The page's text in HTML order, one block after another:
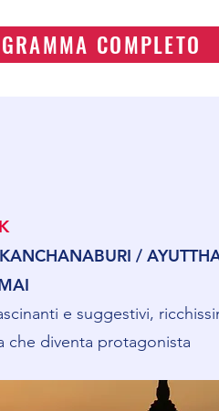
COMPLETO
/
e suggestivi,
che diventa protagonista